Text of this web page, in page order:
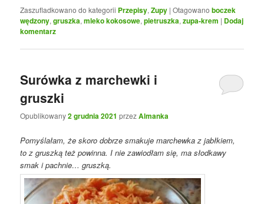
Zaszufladkowano do kategorii Przepisy,Zupy |Otagowano boczek
wędzony,gruszka,mleko kokosowe,pietruszka,zupa-krem | Dodaj
komentarz
Surówka z marchewki i
gruszki
Opublikowany2 grudnia 2021 przezAlmanka
Pomyślałam, że skoro dobrze smakuje marchewka z jabłkiem,
to z gruszką też powinna. I nie zawiodłam się, ma słodkawy
smak i pachnie… gruszką.